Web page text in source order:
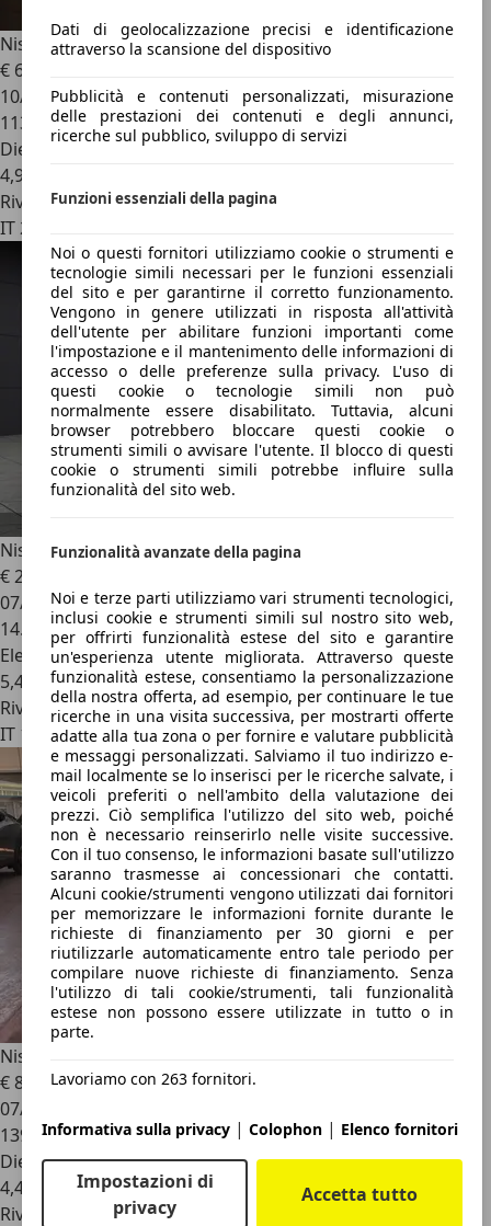
Dati di geolocalizzazione precisi e identificazione
attraverso la scansione del dispositivo
Pubblicità e contenuti personalizzati, misurazione
delle prestazioni dei contenuti e degli annunci,
ricerche sul pubblico, sviluppo di servizi
Funzioni essenziali della pagina
Noi o questi fornitori utilizziamo cookie o strumenti e
tecnologie simili necessari per le funzioni essenziali
del sito e per garantirne il corretto funzionamento.
Vengono in genere utilizzati in risposta all'attività
dell'utente per abilitare funzioni importanti come
l'impostazione e il mantenimento delle informazioni di
accesso o delle preferenze sulla privacy. L'uso di
questi cookie o tecnologie simili non può
normalmente essere disabilitato. Tuttavia, alcuni
browser potrebbero bloccare questi cookie o
strumenti simili o avvisare l'utente. Il blocco di questi
cookie o strumenti simili potrebbe influire sulla
funzionalità del sito web.
Funzionalità avanzate della pagina
Noi e terze parti utilizziamo vari strumenti tecnologici,
inclusi cookie e strumenti simili sul nostro sito web,
per offrirti funzionalità estese del sito e garantire
un'esperienza utente migliorata. Attraverso queste
funzionalità estese, consentiamo la personalizzazione
della nostra offerta, ad esempio, per continuare le tue
ricerche in una visita successiva, per mostrarti offerte
adatte alla tua zona o per fornire e valutare pubblicità
e messaggi personalizzati. Salviamo il tuo indirizzo e-
mail localmente se lo inserisci per le ricerche salvate, i
veicoli preferiti o nell'ambito della valutazione dei
prezzi. Ciò semplifica l'utilizzo del sito web, poiché
non è necessario reinserirlo nelle visite successive.
Con il tuo consenso, le informazioni basate sull'utilizzo
saranno trasmesse ai concessionari che contatti.
Alcuni cookie/strumenti vengono utilizzati dai fornitori
per memorizzare le informazioni fornite durante le
richieste di finanziamento per 30 giorni e per
riutilizzarle automaticamente entro tale periodo per
compilare nuove richieste di finanziamento. Senza
l'utilizzo di tali cookie/strumenti, tali funzionalità
estese non possono essere utilizzate in tutto o in
parte.
Lavoriamo con 263 fornitori.
Informativa sulla privacy | Colophon | Elenco fornitori
Impostazioni di
privacy
Accetta tutto
Nissan QashqaiQashqai 1.6 dci Acenta
€ 6.600
10/2012
113.000 km
Diesel
4,9 l/100 km (comb.)
Rivenditore
IT 25135
Nissan QashqaiQashqai MHEV 140 CV Acenta
€ 21.800
07/2025
14.050 km
Elettrica/Benzina
5,4 l/100 km (comb.)
Rivenditore
IT 10156
Nissan Qashqai
€ 8.500
07/2014
139.087 km
Diesel
4,4 l/100 km (comb.)
Rivenditore